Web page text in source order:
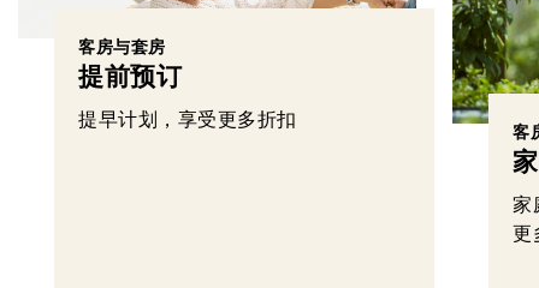
客房与套房
提前预订
提早计划，享受更多折扣
客
家
更